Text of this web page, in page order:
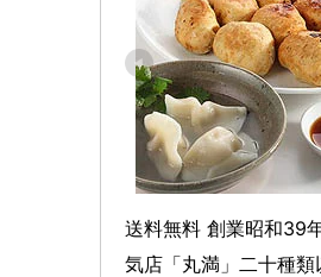
送料無料 創業昭和39
気店「丸満」二十種類